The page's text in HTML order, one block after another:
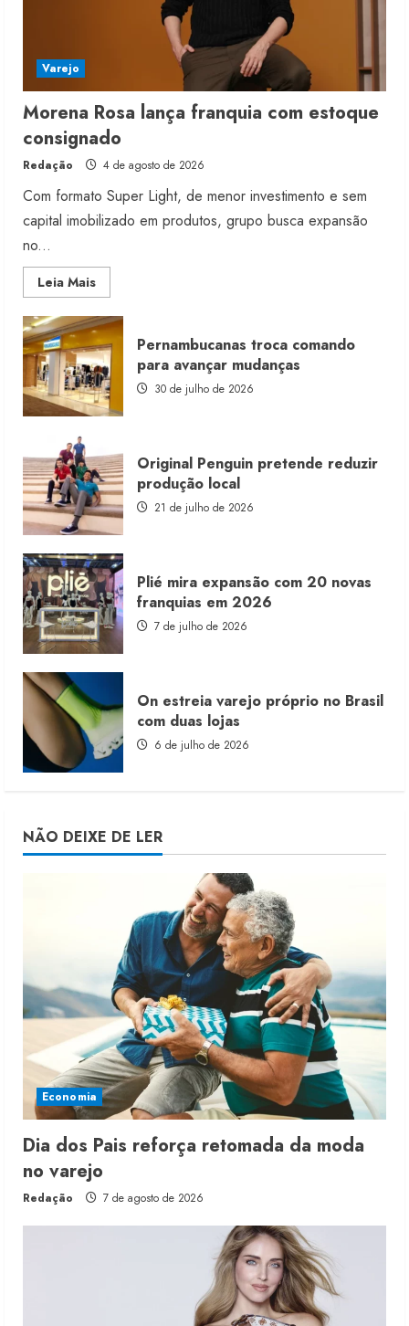
Varejo
Morena Rosa lança franquia com estoque
consignado
Redação 4 de agosto de 2026
Com formato Super Light, de menor investimento e sem
capital imobilizado em produtos, grupo busca expansão
no...
Leia MaisRead
more
Morena
Rosa
lança
franquia
com
estoque
consignado
Pernambucanas troca comando
para avançar mudanças
30 de julho de 2026
Original Penguin pretende reduzir
produção local
21 de julho de 2026
Plié mira expansão com 20 novas
franquias em 2026
7 de julho de 2026
On estreia varejo próprio no Brasil
com duas lojas
6 de julho de 2026
NÃO DEIXE DE LER
Economia
Dia dos Pais reforça retomada da moda
no varejo
Redação 7 de agosto de 2026